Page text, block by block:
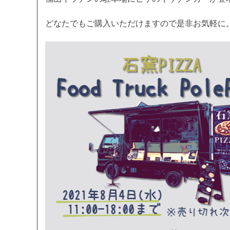
どなたでもご購入いただけますので是非お気軽に